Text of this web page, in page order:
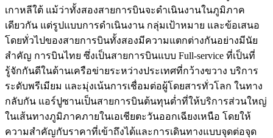
เกาหลีใต้ แม้ว่าทั้งสองสายการบินจะดำเนินงานในภูมิภาค
เดียวกัน แต่รูปแบบการดำเนินงาน กลุ่มเป้าหมาย และข้อเสนอ
โดยทั่วไปของสายการบินทั้งสองมีความแตกต่างกันอย่างมีนัย
สำคัญ การบินไทย ซึ่งเป็นสายการบินแบบ Full-service ที่เป็นที่
รู้จักกันดีในด้านเครือข่ายระหว่างประเทศที่กว้างขวาง บริการ
ระดับพรีเมียม และมุ่งเน้นการเชื่อมต่อผู้โดยสารทั่วโลก ในทาง
กลับกัน แอร์ปูซานเป็นสายการบินต้นทุนต่ำที่ให้บริการส่วนใหญ่
ในเส้นทางภูมิภาคภายในเอเชียตะวันออกเฉียงเหนือ โดยให้
ความสำคัญกับราคาที่เข้าถึงได้และการเดินทางแบบจุดต่อจุด